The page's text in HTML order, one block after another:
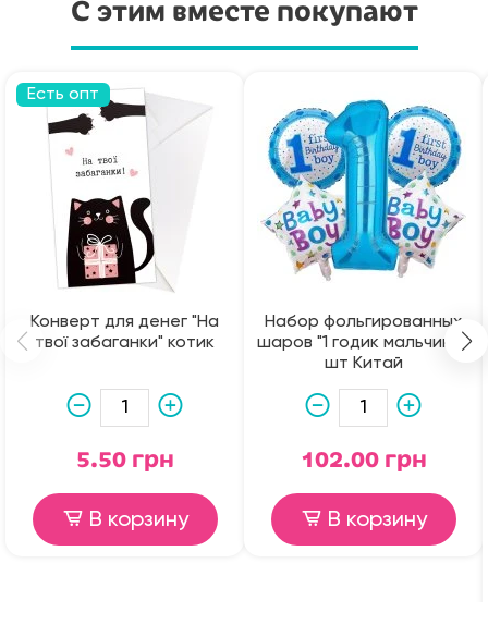
С этим вместе покупают
Есть опт
Конверт для денег "На
твої забаганки" котик
5.50 грн
В корзину
Набор фольгированных
шаров "1 годик мальчик" 5
шт Китай
102.00 грн
В корзину